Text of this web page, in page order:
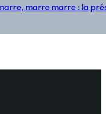
marre marre : la